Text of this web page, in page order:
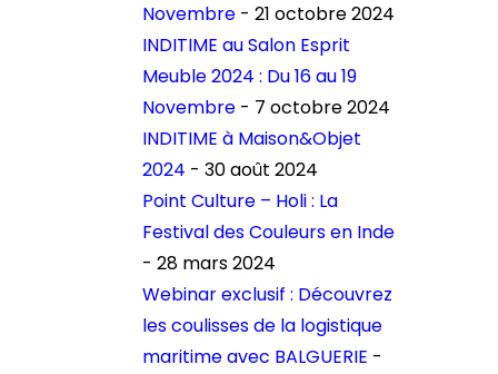
Novembre - 21 octobre 2024
INDITIME au Salon Esprit
Meuble 2024 : Du 16 au 19
Novembre - 7 octobre 2024
INDITIME à Maison&Objet
2024 - 30 août 2024
Point Culture – Holi : La
Festival des Couleurs en Inde
- 28 mars 2024
Webinar exclusif : Découvrez
les coulisses de la logistique
maritime avec BALGUERIE -